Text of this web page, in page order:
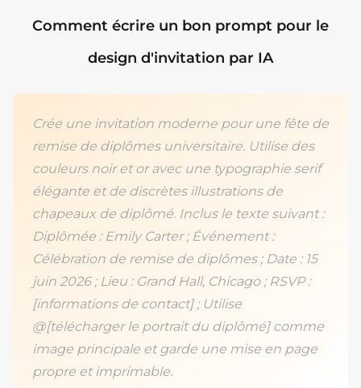
Comment écrire un bon prompt pour le
design d'invitation par IA
Crée une invitation moderne pour une fête de
remise de diplômes universitaire. Utilise des
couleurs noir et or avec une typographie serif
élégante et de discrètes illustrations de
chapeaux de diplômé. Inclus le texte suivant :
Diplômée : Emily Carter ; Événement :
Célébration de remise de diplômes ; Date : 15
juin 2026 ; Lieu : Grand Hall, Chicago ; RSVP :
[informations de contact] ; Utilise
@[télécharger le portrait du diplômé] comme
image principale et garde une mise en page
propre et imprimable.